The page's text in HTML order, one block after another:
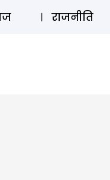
लॉग इन ⚲
राजनीति